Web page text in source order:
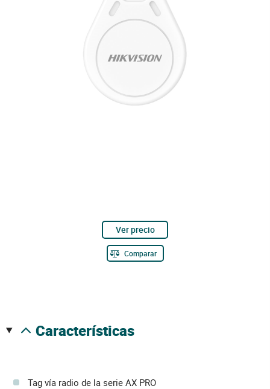
Ver precio
Comparar
características
Tag vía radio de la serie AX PRO